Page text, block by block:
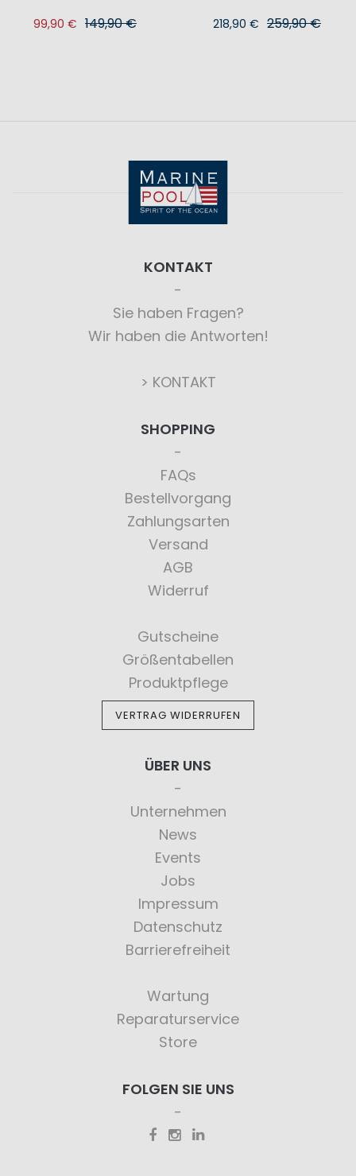
99,90 € 149,90 € 218,90 € 259,90 €
KONTAKT
Sie haben Fragen?
Wir haben die Antworten!
> KONTAKT
SHOPPING
FAQs
Bestellvorgang
Zahlungsarten
Versand
AGB
Widerruf
Gutscheine
Größentabellen
Produktpflege
VERTRAG WIDERRUFEN
ÜBER UNS
Unternehmen
News
Events
Jobs
Impressum
Datenschutz
Barrierefreiheit
Wartung
Reparaturservice
Store
FOLGEN SIE UNS